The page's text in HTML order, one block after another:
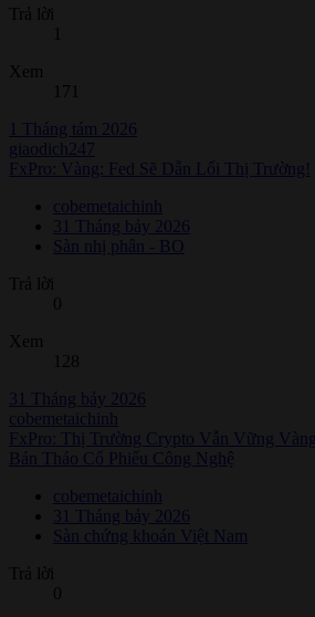
Trả lời
1
Xem
171
1 Tháng tám 2026
giaodich247
FxPro: Vàng: Fed Sẽ Dẫn Lối Thị Trường!
cobemetaichinh
31 Tháng bảy 2026
Sàn nhị phân - BO
Trả lời
0
Xem
128
31 Tháng bảy 2026
cobemetaichinh
FxPro: Thị Trường Crypto Vẫn Vững
Bán Tháo Cổ Phiếu Công Nghệ
cobemetaichinh
31 Tháng bảy 2026
Sàn chứng khoán Việt Nam
Trả lời
0